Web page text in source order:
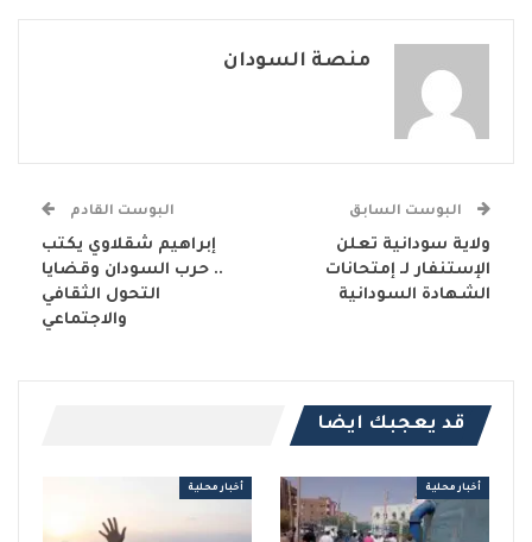
منصة السودان
البوست السابق
ولاية سودانية تعلن
الإستنفار لـ إمتحانات
الشهادة السودانية
البوست القادم
إبراهيم شقلاوي يكتب
.. حرب السودان وقضايا
التحول الثقافي
والاجتماعي
قد يعجبك ايضا
أخبار محلية أخبار محلية